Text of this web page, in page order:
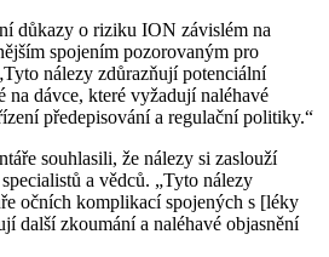
důkazy o riziku ION závislém na
spojením pozorovaným pro
nálezy zdůrazňují potenciální
na dávce, které vyžadují naléhavé
předepisování a regulační politiky.“
souhlasili, že nálezy si zaslouží
a vědců. „Tyto nálezy
očních komplikací spojených s [léky
další zkoumání a naléhavé objasnění